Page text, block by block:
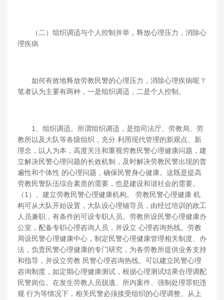
（二）组织调适与个人控制并举，释放心理压力，消除心
理疾病
如何有效地释放劳教民警的心理压力，消除心理疾病呢？
笔者认为主要有两种，一是组织调适，二是个人控制。
1、组织调适。所谓组织调适，是指司法厅、劳教局、劳
教所以及大队等各级组织，充分 利用现代管理的新观点、新
理念，以人为本，高度关注和重视劳教民警心理健康问题，建
立解决民警心理问题的长效机制，及时解决劳教民警出现的普
遍性和个体性 的心理问题，确保民警身心健康。这既是提高
劳教民警队伍综合素质的需要，也是建设和谐社会的需要。
（1）、建立劳教民警心理健康机构。 劳教民警心理健康 机
构可从大队开始设置，大队设心理辅导员，由经过培训的政工
人员兼职，有条件的可设专职人员。劳教所设民警心理健康办
公室，配备专职心理咨询人员，并设立 心理咨询热线。劳教
局设民警心理健康中心，制定民警心理健康管理相关制度、办
法，负责民警心理健康的专门研究，为各劳教所提供业务支持
和指导，并设立劳教 民警心理咨询热线。可以建立民警心理
咨询制度，如定期心理健康测试，根据心理测试结果合理调配
民警岗位。在发生劳教人员脱逃、所内案件、强制处理罪犯违
规 行为等情况下，相关民警必须接受组织的心理调整。从上